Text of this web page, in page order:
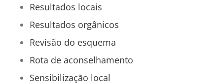
Resultados locais
Resultados orgânicos
Revisão do esquema
Rota de aconselhamento
Sensibilização local